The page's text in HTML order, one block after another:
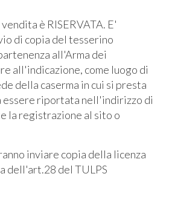
è RISERVATA. E'
di copia del tesserino
all'Arma dei
all'indicazione, come luogo di
della caserma in cui si presta
essere riportata nell'indirizzo di
la registrazione al sito o
inviare copia della licenza
dell'art.28 del TULPS